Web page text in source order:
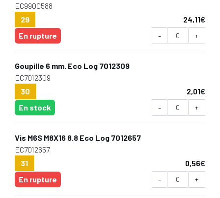
EC9900588
29
24,11€
En rupture
- +
Goupille 6 mm. Eco Log 7012309
EC7012309
30
2,01€
En stock
- +
Vis M6S M8X16 8.8 Eco Log 7012657
EC7012657
31
0,56€
En rupture
- +